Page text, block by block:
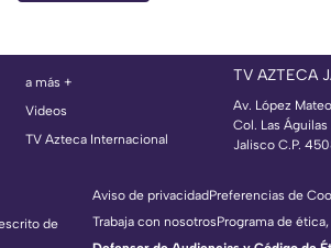
a más +
Videos
TV Azteca Internacional
TV AZTECA
Av. López
Col. Las Águilas
Jalisco C.P.
de
Aviso de privacidadPreferencias de
Trabaja con nosotrosPrograma de